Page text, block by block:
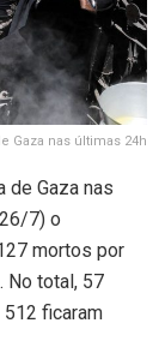
Gaza nas últimas 24h
de Gaza nas
7) o
mortos por
No total, 57
ficaram